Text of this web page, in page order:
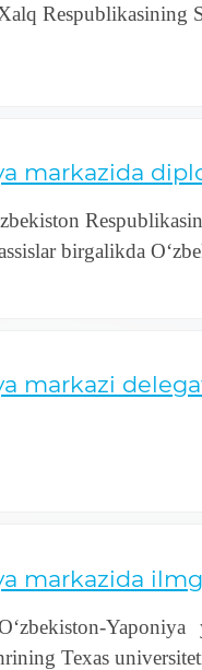
Respublikasining
markazida
birgalikda
markazi
markazida
Texas